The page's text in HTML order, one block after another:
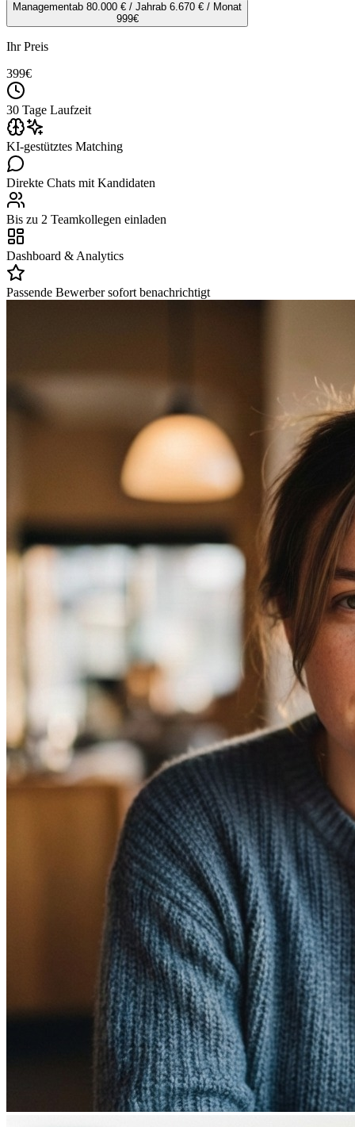
Managementab 80.000 € / Jahrab 6.670 € / Monat
999€
Ihr Preis
399€
30 Tage Laufzeit
KI-gestütztes Matching
Direkte Chats mit Kandidaten
Bis zu 2 Teamkollegen einladen
Dashboard & Analytics
Passende Bewerber sofort benachrichtigt